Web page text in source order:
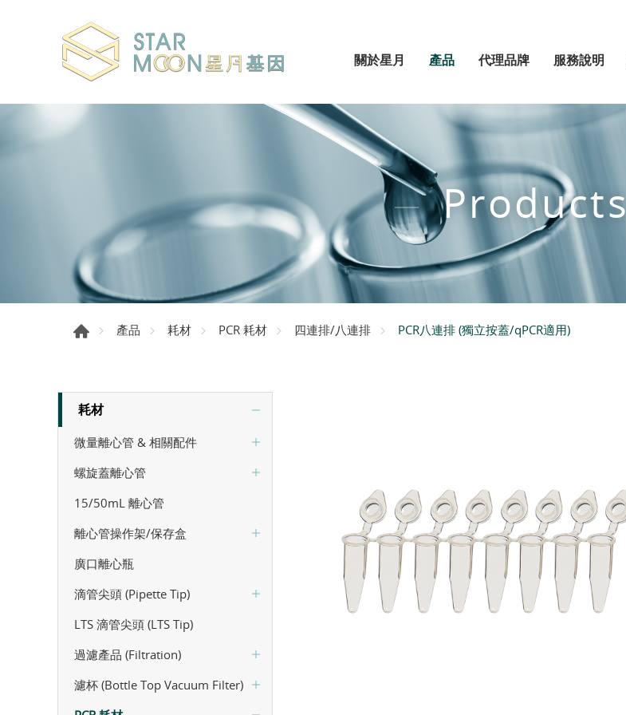
關於星月 產品 代理品牌 服務說明
Products
產品 耗材 PCR 耗材 四連排/八連排 PCR八連排 (獨立按蓋/qPCR適用)
耗材
微量離心管 & 相關配件
螺旋蓋離心管
15/50mL 離心管
離心管操作架/保存盒
廣口離心瓶
滴管尖頭 (Pipette Tip)
LTS 滴管尖頭 (LTS Tip)
過濾產品 (Filtration)
濾杯 (Bottle Top Vacuum Filter)